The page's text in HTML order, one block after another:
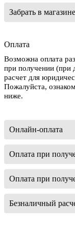
Забрать в
Оплата
Возможна оплата
при получении (при
расчет для
Пожалуйста,
ниже.
Онлайн-оплата
Оплата при
Оплата при
Безналичный